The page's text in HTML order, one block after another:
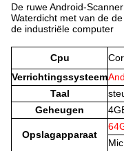
De ruwe Android-
Waterdicht met van de
de industriële computer
Cpu
Verrichtingssysteem
Taal
Geheugen
Opslagapparaat